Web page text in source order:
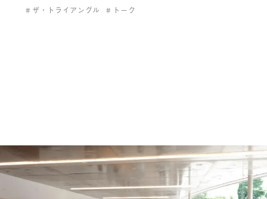
ザ・トライアングル
トーク